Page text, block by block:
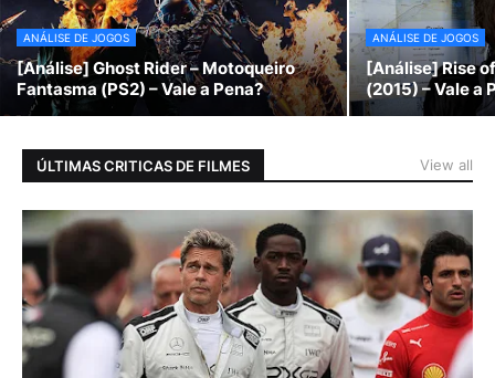
ANÁLISE DE JOGOS
[Análise] Ghost Rider – Motoqueiro
Fantasma (PS2) – Vale a Pena?
ANÁLISE DE JOGOS
[Análise] Rise
(2015) – Vale a
ÚLTIMAS CRITICAS DE FILMES View all